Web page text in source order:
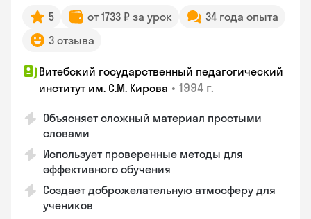
5 от 1733 ₽ за урок
34 года опыта
3 отзыва
Витебский государственный педагогический
институт им. С.М. Кирова • 1994 г.
Объясняет сложный материал простыми
словами
Использует проверенные методы для
эффективного обучения
Создает доброжелательную атмосферу для
учеников